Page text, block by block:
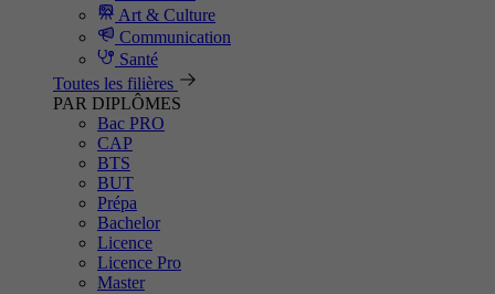
Art & Culture
Communication
Santé
Toutes les filières
PAR DIPLÔMES
Bac PRO
CAP
BTS
BUT
Prépa
Bachelor
Licence
Licence Pro
Master